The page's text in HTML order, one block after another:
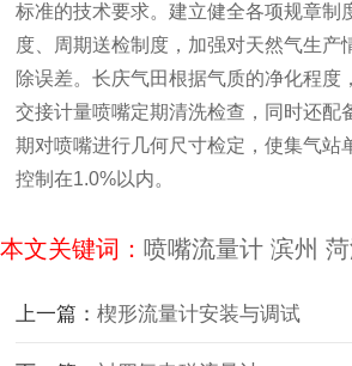
标准的技术要求。建立健全各项规章制
度、周期送检制度，加强对天然气生产
除误差。长庆气田根据气质的净化程度
交接计量喷嘴定期清洗检查，同时还配
期对喷嘴进行几何尺寸检定，使集气站
控制在1.0%以内。
本文关键词： 喷嘴流量计 滨州
上一篇：楔形流量计安装与调试